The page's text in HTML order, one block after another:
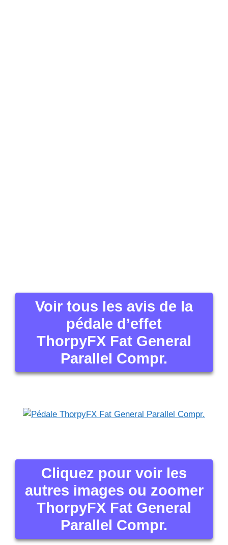
Voir tous les avis de la
pédale d’effet
ThorpyFX Fat General
Parallel Compr.
Cliquez pour voir les
autres images ou zoomer
ThorpyFX Fat General
Parallel Compr.